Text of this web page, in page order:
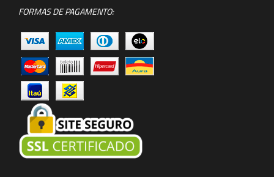
FORMAS DE PAGAMENTO: